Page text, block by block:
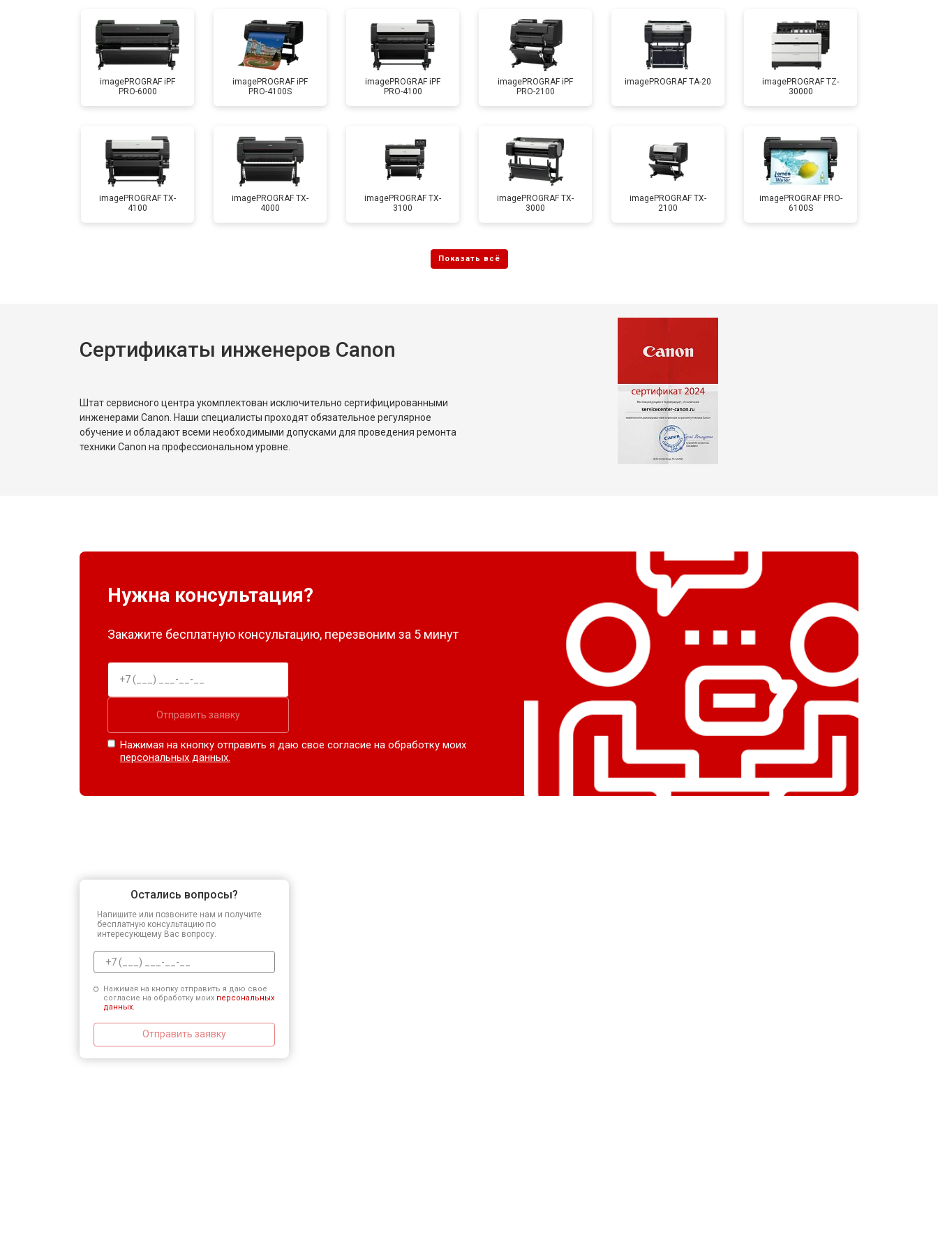
imagePROGRAF iPF
PRO-6000
imagePROGRAF iPF
PRO-4100S
imagePROGRAF iPF
PRO-4100
imagePROGRAF iPF
PRO-2100
imagePROGRAF TA-20
imagePROGRAF TZ-
30000
imagePROGRAF TX-
4100
imagePROGRAF TX-
4000
imagePROGRAF TX-
3100
imagePROGRAF TX-
3000
imagePROGRAF TX-
2100
imagePROGRAF PRO-
6100S
Сертификаты инженеров Canon
Штат сервисного центра укомплектован исключительно сертифицированными
инженерами Canon. Наши специалисты проходят обязательное регулярное
обучение и обладают всеми необходимыми допусками для проведения ремонта
техники Canon на профессиональном уровне.
Нужна консультация?
Закажите бесплатную консультацию, перезвоним за 5 минут
Отправить заявку
Нажимая на кнопку отправить я даю свое согласие на обработку моих
персональных данных.
Остались вопросы?
Напишите или позвоните нам и получите
бесплатную консультацию по
интересующему Вас вопросу.
Нажимая на кнопку отправить я даю свое
согласие на обработку моих персональных
данных.
Отправить заявку